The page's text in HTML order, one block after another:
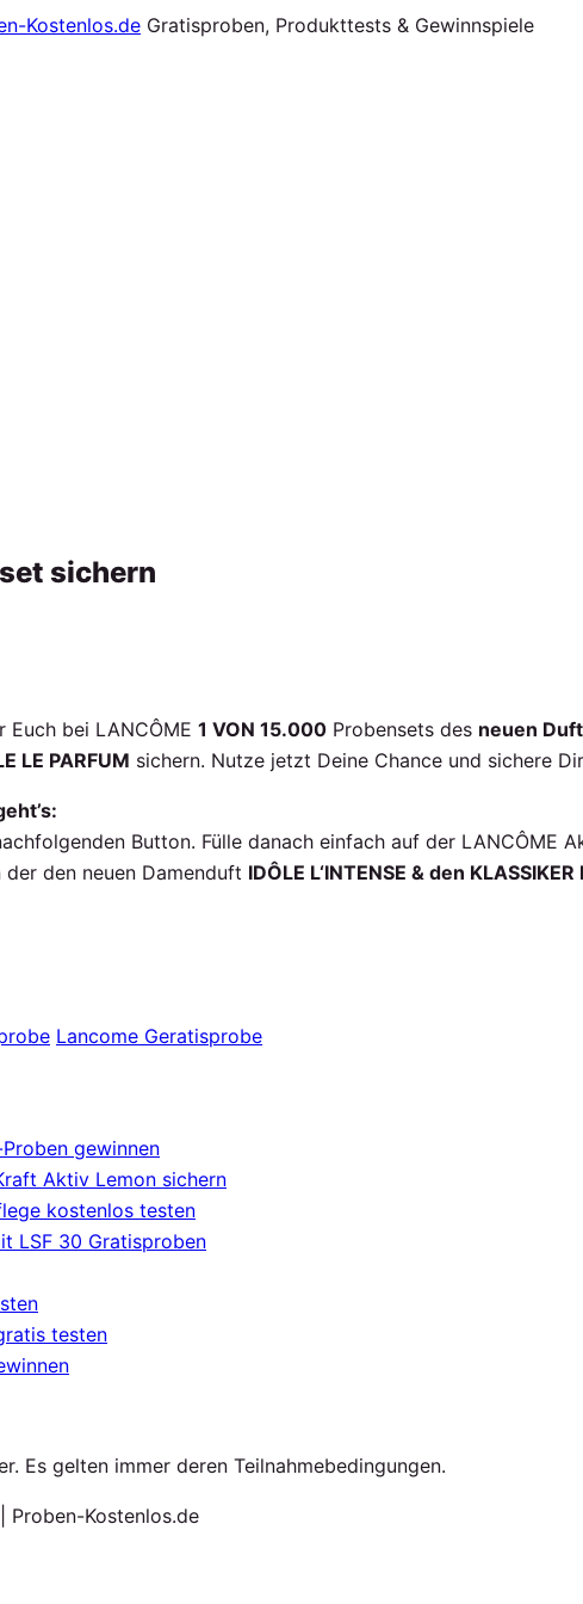
Gratisproben, Produkttests & Gewinnspiele
sichern
Euch bei LANCÔME 1 VON 15.000 Probensets des neuen
LE PARFUM sichern. Nutze jetzt Deine Chance und sichere
Button. Fülle danach einfach auf der LANCÔME
den neuen Damenduft IDÔLE L‘INTENSE & den
Lancome Geratisprobe
gewinnen
Aktiv Lemon sichern
kostenlos testen
LSF 30 Gratisproben
testen
Es gelten immer deren Teilnahmebedingungen.
Kostenlos.de